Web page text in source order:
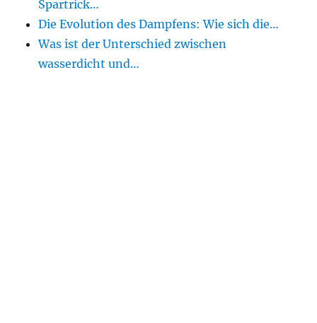
Spartrick…
Die Evolution des Dampfens: Wie sich die…
Was ist der Unterschied zwischen
wasserdicht und…